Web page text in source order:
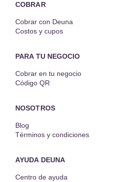
COBRAR
Cobrar con Deuna
Costos y cupos
PARA TU NEGOCIO
Cobrar en tu negocio
Código QR
NOSOTROS
Blog
Términos y condiciones
AYUDA DEUNA
Centro de ayuda